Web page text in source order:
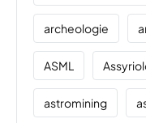
archeologie
ASML
astromining